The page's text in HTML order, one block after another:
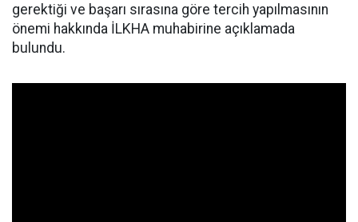
gerektiği ve başarı sırasına göre tercih yapılmasının
önemi hakkında İLKHA muhabirine açıklamada
bulundu.